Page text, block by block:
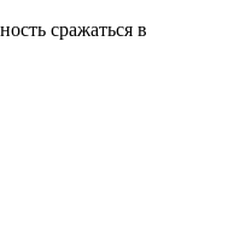
сражаться в